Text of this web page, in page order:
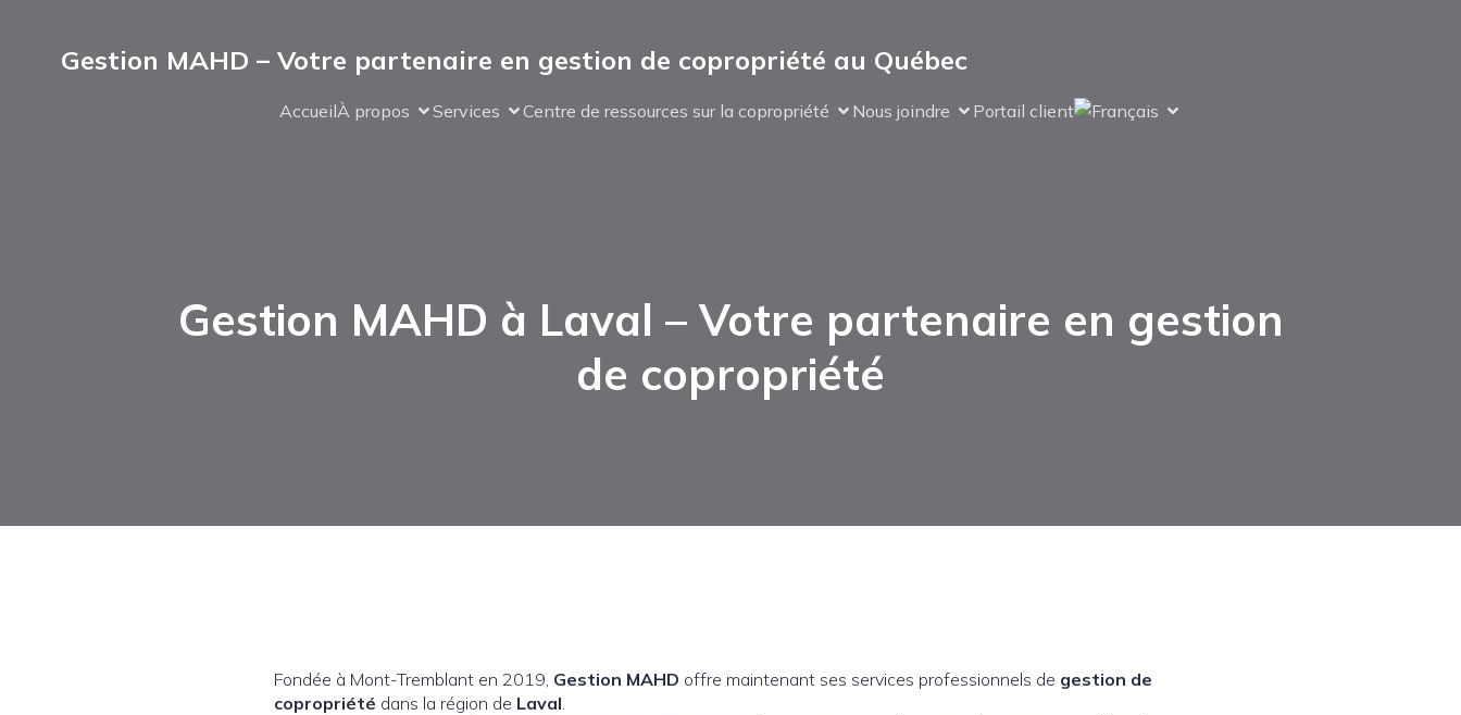
Gestion MAHD – Votre partenaire en gestion de copropriété au Québec
AccueilÀ propos Services Centre de ressources sur la copropriété Nous joindre Portail client
Gestion MAHD à Laval – Votre partenaire en gestion
de copropriété
Fondée à Mont-Tremblant en 2019, Gestion MAHD offre maintenant ses services professionnels de gestion de
copropriété dans la région de Laval.